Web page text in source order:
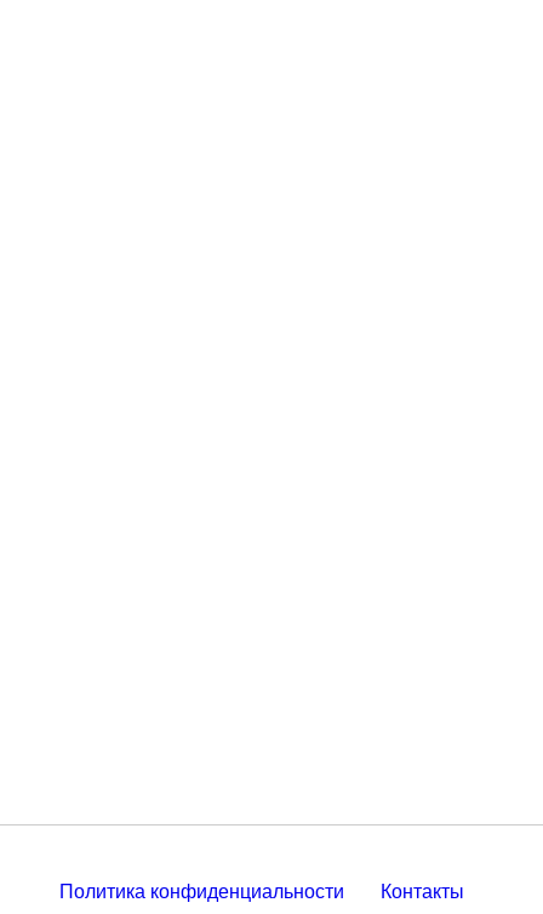
Политика конфиденциальности Контакты